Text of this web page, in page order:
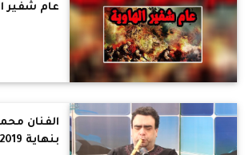
عام شفير
الفنان
بنهاية 2019 ببرنامج لسعات